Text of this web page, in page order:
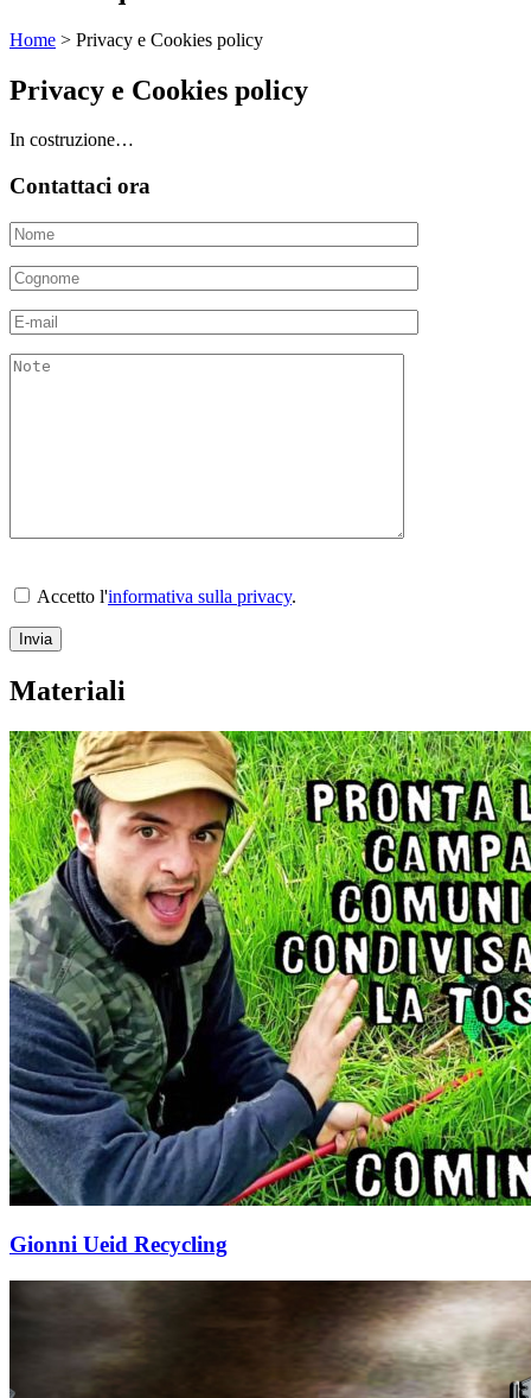
Home > Privacy e Cookies policy
Privacy e Cookies policy
In costruzione…
Contattaci ora
Accetto l'informativa sulla privacy.
Materiali
Gionni Ueid Recycling